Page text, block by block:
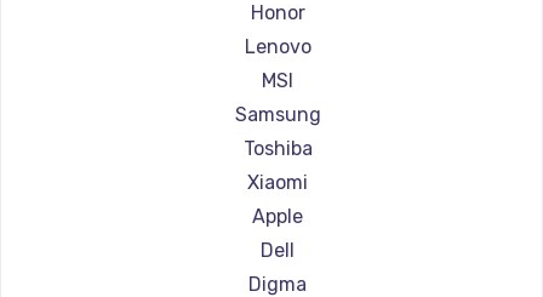
Ремонт ноутбуков Getac
Ремонт ноутбуков Epson
Ремонт ноутбуков Philips
Ремонт ноутбуков LG
Ремонт ноутбуков Panasonic
Ремонт ноутбуков Irbis
Ремонт ноутбуков Thunderobot
Ремонт ноутбуков Hasee
Ремонт ноутбуков ZTE
Honor
Lenovo
MSI
Samsung
Toshiba
Xiaomi
Apple
Dell
Digma